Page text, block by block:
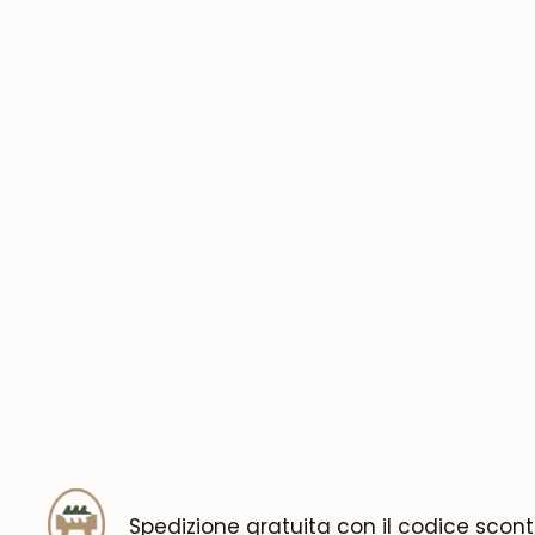
Spedizione gratuita con il codice